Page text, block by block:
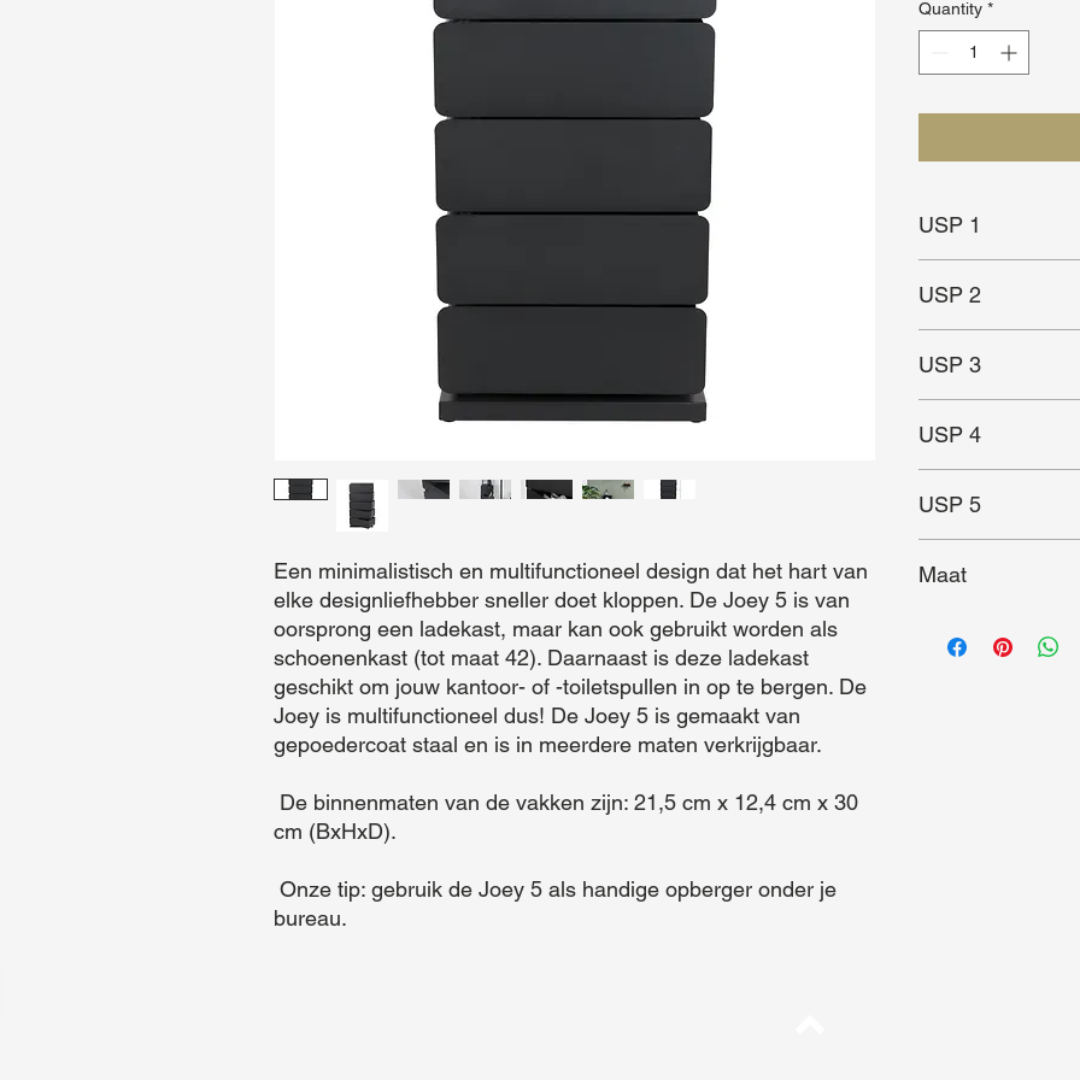
Een minimalistisch en multifunctioneel design dat het hart van
elke designliefhebber sneller doet kloppen. De Joey 5 is van
oorsprong een ladekast, maar kan ook gebruikt worden als
schoenenkast (tot maat 42). Daarnaast is deze ladekast
geschikt om jouw kantoor- of -toiletspullen in op te bergen. De
Joey is multifunctioneel dus! De Joey 5 is gemaakt van
gepoedercoat staal en is in meerdere maten verkrijgbaar.
cm (BxHxD).
bureau.
Quantity *
USP 1
USP 2
USP 3
USP 4
USP 5
Maat